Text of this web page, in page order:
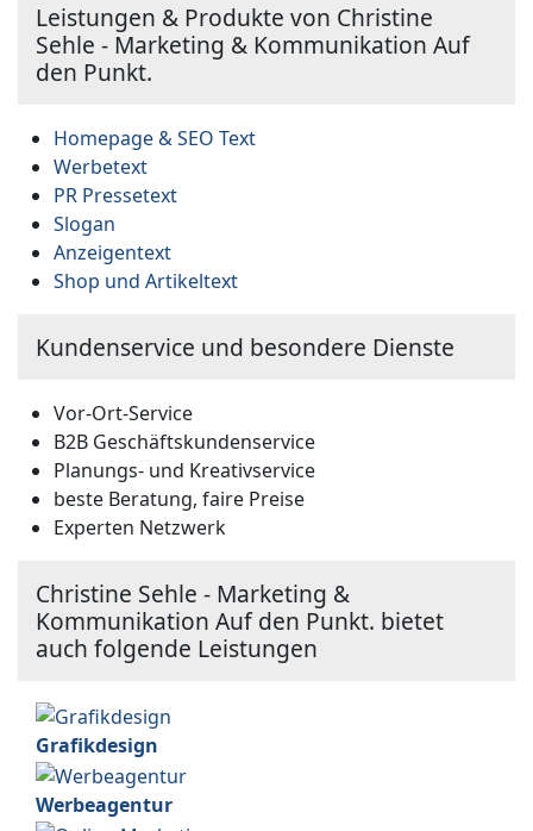
Leistungen & Produkte von Christine
Sehle - Marketing & Kommunikation Auf
den Punkt.
Homepage & SEO Text
Werbetext
PR Pressetext
Slogan
Anzeigentext
Shop und Artikeltext
Kundenservice und besondere Dienste
Vor-Ort-Service
B2B Geschäftskundenservice
Planungs- und Kreativservice
beste Beratung, faire Preise
Experten Netzwerk
Christine Sehle - Marketing &
Kommunikation Auf den Punkt. bietet
auch folgende Leistungen
Grafikdesign
Werbeagentur